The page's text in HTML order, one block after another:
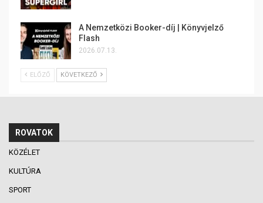
A Nemzetközi Booker-díj | Könyvjelző
Flash
2026.07.13.
ELŐZŐ KÖVETKEZŐ
ROVATOK
KÖZÉLET
KULTÚRA
SPORT